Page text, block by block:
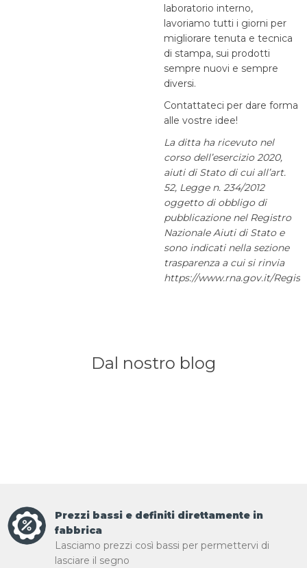
laboratorio interno,
lavoriamo tutti i giorni per
migliorare tenuta e tecnica
di stampa, sui prodotti
sempre nuovi e sempre
diversi.
Contattateci per dare forma
alle vostre idee!
La ditta ha ricevuto nel
corso dell’esercizio 2020,
aiuti di Stato di cui all’art.
52, Legge n. 234/2012
oggetto di obbligo di
pubblicazione nel Registro
Nazionale Aiuti di Stato e
sono indicati nella sezione
trasparenza a cui si rinvia
https://www.rna.gov.it/
Dal nostro blog
Prezzi bassi e definiti direttamente in
fabbrica
Lasciamo prezzi così bassi per permettervi di
lasciare il segno